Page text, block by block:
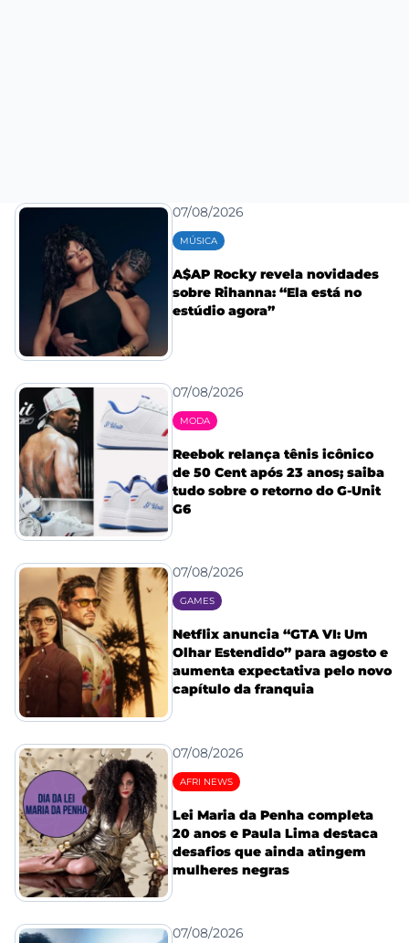
07/08/2026
MÚSICA
A$AP Rocky revela novidades
sobre Rihanna: “Ela está no
estúdio agora”
07/08/2026
MODA
Reebok relança tênis icônico
de 50 Cent após 23 anos; saiba
tudo sobre o retorno do G-Unit
G6
07/08/2026
GAMES
Netflix anuncia “GTA VI: Um
Olhar Estendido” para agosto e
aumenta expectativa pelo novo
capítulo da franquia
07/08/2026
AFRI NEWS
Lei Maria da Penha completa
20 anos e Paula Lima destaca
desafios que ainda atingem
mulheres negras
07/08/2026